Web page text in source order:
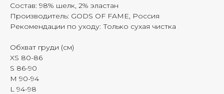
Состав: 98% шелк, 2% эластан
Производитель: GODS OF FAME, Россия
Рекомендации по уходу: Только сухая чистка
Обхват груди (см)
XS 80-86
S 86-90
M 90-94
L 94-98